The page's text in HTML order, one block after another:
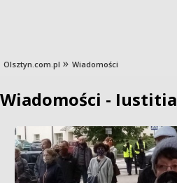
Olsztyn.com.pl Wiadomości
Wiadomości - Iustitia